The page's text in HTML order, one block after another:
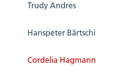
Trudy Andres
Hanspeter Bärtschi
Cordelia Hagmann